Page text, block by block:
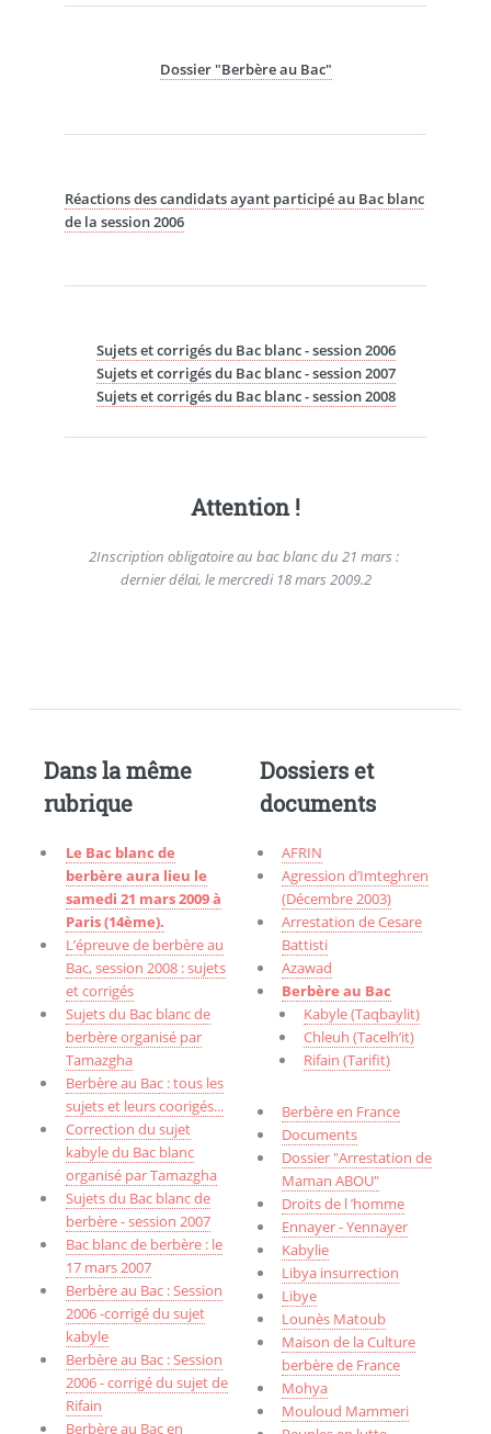
Dossier "Berbère au Bac"
Réactions des candidats ayant participé au Bac blanc
de la session 2006
Sujets et corrigés du Bac blanc - session 2006
Sujets et corrigés du Bac blanc - session 2007
Sujets et corrigés du Bac blanc - session 2008
Attention !
2Inscription obligatoire au bac blanc du 21 mars :
dernier délai, le mercredi 18 mars 2009.2
Dans la même
rubrique
Le Bac blanc de
berbère aura lieu le
samedi 21 mars 2009 à
Paris (14ème).
L’épreuve de berbère au
Bac, session 2008 : sujets
et corrigés
Sujets du Bac blanc de
berbère organisé par
Tamazgha
Berbère au Bac : tous les
sujets et leurs coorigés...
Correction du sujet
kabyle du Bac blanc
organisé par Tamazgha
Sujets du Bac blanc de
berbère - session 2007
Bac blanc de berbère : le
17 mars 2007
Berbère au Bac : Session
2006 -corrigé du sujet
kabyle
Berbère au Bac : Session
2006 - corrigé du sujet de
Rifain
Berbère au Bac en
Dossiers et
documents
AFRIN
Agression d’Imteghren
(Décembre 2003)
Arrestation de Cesare
Battisti
Azawad
Berbère au Bac
Kabyle (Taqbaylit)
Chleuh (Tacelh’it)
Rifain (Tarifit)
Berbère en France
Documents
Dossier "Arrestation de
Maman ABOU"
Droits de l ’homme
Ennayer - Yennayer
Kabylie
Libya insurrection
Libye
Lounès Matoub
Maison de la Culture
berbère de France
Mohya
Mouloud Mammeri